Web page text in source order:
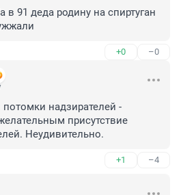
в 91 деда родину на спиртуган
+0 –0
надзирателей -
присутствие
Неудивительно.
+1 –4